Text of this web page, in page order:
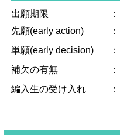
出願期限 ：
先願(early action) ：
単願(early decision) ：
補欠の有無 ：
編入生の受け入れ ：